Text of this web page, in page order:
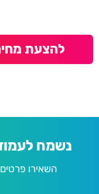
להצעת
נשמח
השאירו